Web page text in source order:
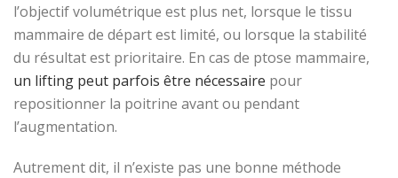
l’objectif volumétrique est plus net, lorsque le tissu
mammaire de départ est limité, ou lorsque la stabilité
du résultat est prioritaire. En cas de ptose mammaire,
un lifting peut parfois être nécessaire pour
repositionner la poitrine avant ou pendant
l’augmentation.
Autrement dit, il n’existe pas une bonne méthode